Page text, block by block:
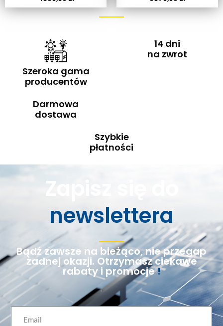
Szeroka gama
producentów
14 dni
na zwrot
Darmowa
dostawa
Szybkie
płatności
Zapisz się do
newslettera
Bądź zawsze na bieżąco, nie przegap
żadnej okazji. Otrzymasz ciekawe
rabaty i promocje!